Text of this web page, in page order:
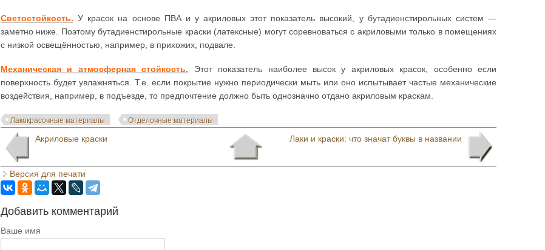
Светостойкость. У красок на основе ПВА и у акриловых этот показатель высокий, у бутадиенстирольных систем —
заметно ниже. Поэтому бутадиенстирольные краски (латексные) могут соревноваться с акриловыми только в помещениях
с низкой освещённостью, например, в прихожих, подвале.
Механическая и атмосферная стойкость. Этот показатель наиболее высок у акриловых красок, особенно если
поверхность будет увлажняться. Т.е. если покрытие нужно периодически мыть или оно испытывает частые механические
воздействия, например, в подъезде, то предпочтение должно быть однозначно отдано акриловым краскам.
Лакокрасочные материалы Отделочные материалы
Акриловые краски Лаки и краски: что значат буквы в названии
Версия для печати
Добавить комментарий
Ваше имя